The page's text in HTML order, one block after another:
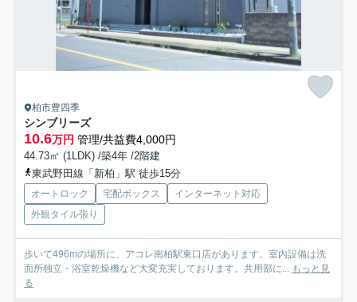
柏市豊四季
シンブリーズ
10.6万円 管理/共益費4,000円
44.73㎡ (1LDK) /築4年 /2階建
東武野田線「新柏」駅 徒歩15分
オートロック 宅配ボックス
インターネット対応
外観タイル張り
歩いて496mの場所に、アコレ南柏駅東口店があります。室内設備は洗
面所独立・浴室乾燥機など大変充実しております。共用部に...
もっと見
る